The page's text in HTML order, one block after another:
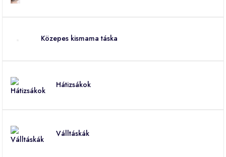
Közepes kismama táska
Hátizsákok
Válltáskák